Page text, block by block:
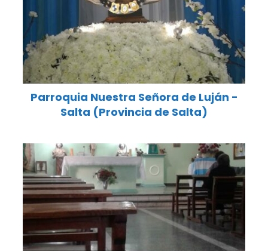
Parroquia Nuestra Señora de Luján -
Salta (Provincia de Salta)